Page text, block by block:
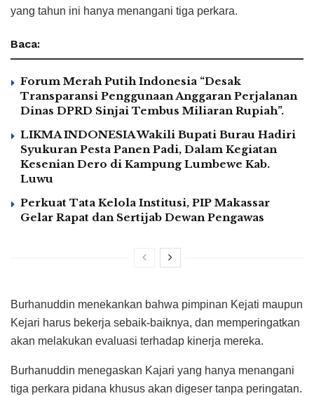
yang tahun ini hanya menangani tiga perkara.
Baca:
Forum Merah Putih Indonesia “Desak
Transparansi Penggunaan Anggaran Perjalanan
Dinas DPRD Sinjai Tembus Miliaran Rupiah”.
LIKMA INDONESIA Wakili Bupati Burau Hadiri
Syukuran Pesta Panen Padi, Dalam Kegiatan
Kesenian Dero di Kampung Lumbewe Kab.
Luwu
Perkuat Tata Kelola Institusi, PIP Makassar
Gelar Rapat dan Sertijab Dewan Pengawas
Burhanuddin menekankan bahwa pimpinan Kejati maupun
Kejari harus bekerja sebaik-baiknya, dan memperingatkan
akan melakukan evaluasi terhadap kinerja mereka.
Burhanuddin menegaskan Kajari yang hanya menangani
tiga perkara pidana khusus akan digeser tanpa peringatan.